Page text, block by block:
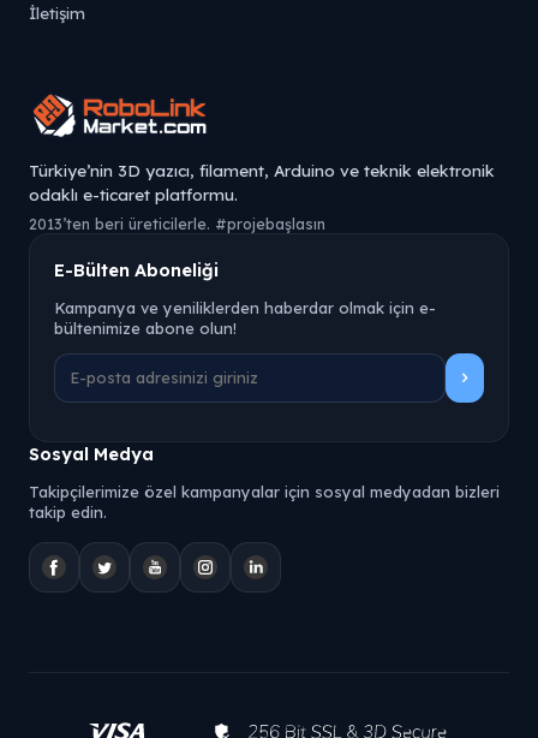
İletişim
Türkiye’nin 3D yazıcı, filament, Arduino ve teknik elektronik
odaklı e-ticaret platformu.
2013’ten beri üreticilerle. #projebaşlasın
E-Bülten Aboneliği
Kampanya ve yeniliklerden haberdar olmak için e-
bültenimize abone olun!
Sosyal Medya
Takipçilerimize özel kampanyalar için sosyal medyadan bizleri
takip edin.